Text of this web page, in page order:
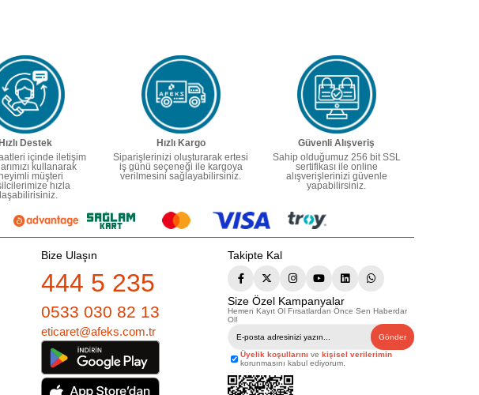
Hızlı Destek
içinde iletişim
kullanarak
müşteri
hızla
Hızlı Kargo
Siparişlerinizi oluşturarak ertesi
iş günü seçeneği ile kargoya
verilmesini sağlayabilirsiniz.
Güvenli Alışveriş
Sahip olduğumuz 256 bit SSL
sertifikası ile online
alışverişlerinizi güvenle
yapabilirsiniz.
Bize Ulaşın
444 5 235
0533 030 82 13
eticaret@afeks.com.tr
Takipte Kal
Size Özel Kampanyalar
Hemen Kayıt Ol Fırsatlardan Önce Sen Haberdar
Ol!
Gönder
Üyelik koşullarını ve kişisel verilerimin
korunmasını kabul ediyorum.